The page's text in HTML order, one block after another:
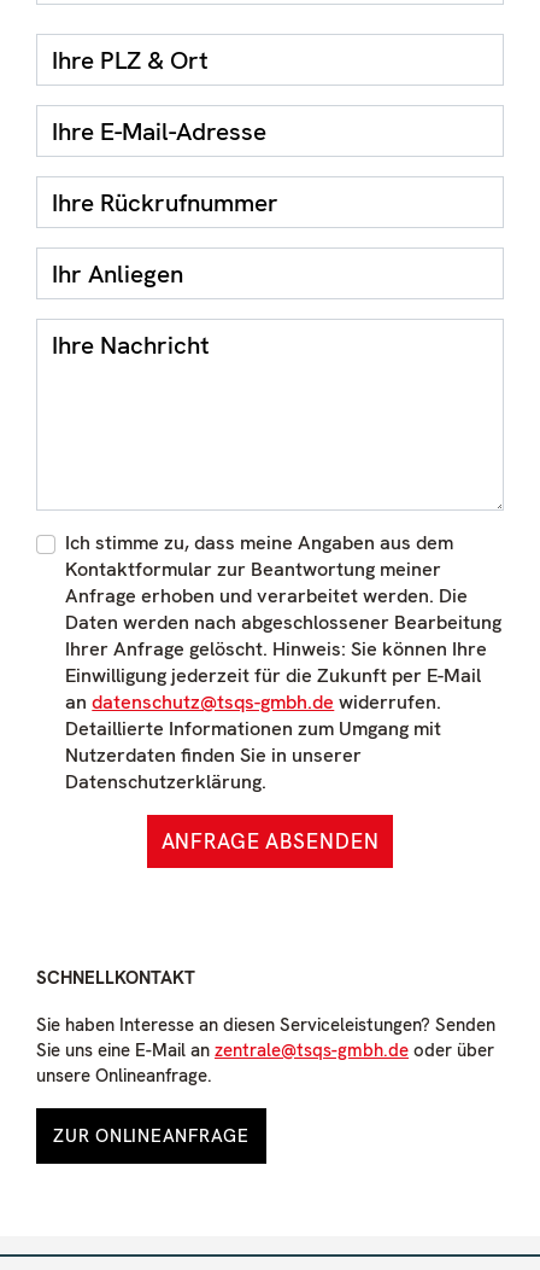
__Ihre PLZ & Ort
Ihre E-Mail-Adresse
Ihre Rückrufnummer
Ihr Anliegen
Ihre Nachricht
Ich stimme zu, dass meine Angaben aus dem
Kontaktformular zur Beantwortung meiner
Anfrage erhoben und verarbeitet werden. Die
Daten werden nach abgeschlossener Bearbeitung
Ihrer Anfrage gelöscht. Hinweis: Sie können Ihre
Einwilligung jederzeit für die Zukunft per E-Mail
andatenschutz@tsqs-gmbh.de widerrufen.
Detaillierte Informationen zum Umgang mit
Nutzerdaten finden Sie in unserer
Datenschutzerklärung.
ANFRAGE ABSENDEN
SCHNELLKONTAKT
Sie haben Interesse an diesen Serviceleistungen? Senden
Sie uns eine E-Mail an zentrale@tsqs-gmbh.de oder über
unsere Onlineanfrage.
ZUR ONLINEANFRAGE